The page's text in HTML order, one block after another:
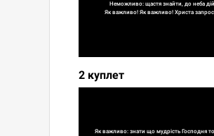
Неможливо: щастя знайти, до неба
Як важливо! Як важливо! Христа
2 куплет
Як важливо: знати що мудрість Господня